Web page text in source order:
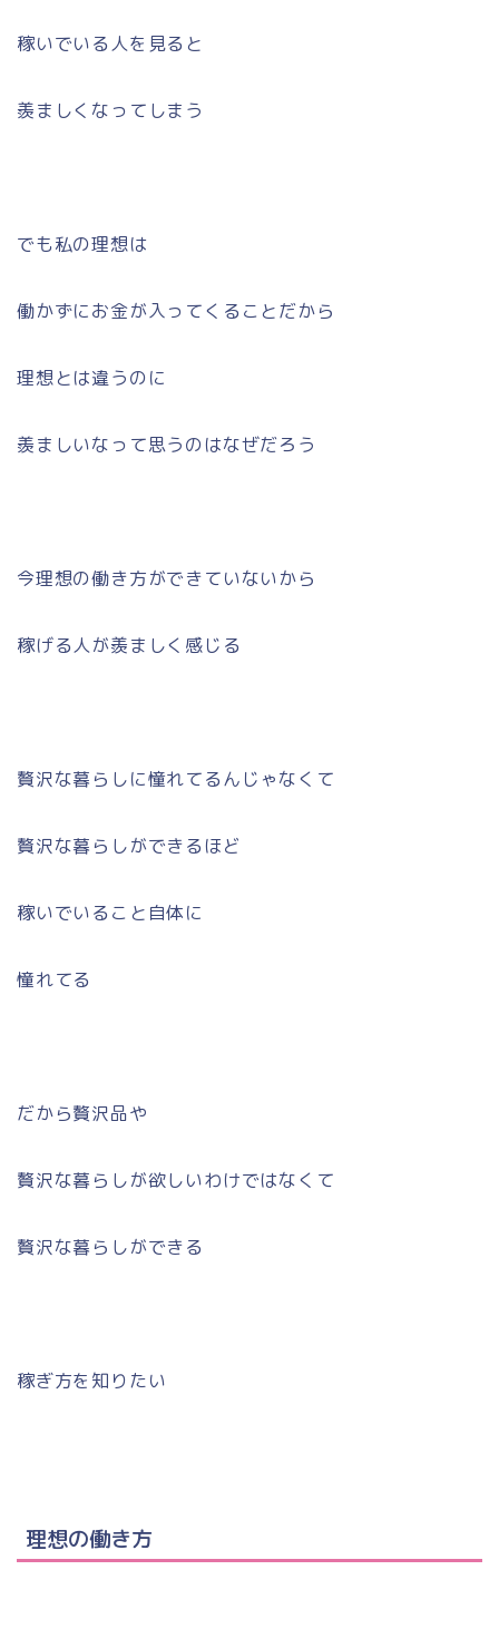
稼いでいる人を見ると
羨ましくなってしまう
でも私の理想は
働かずにお金が入ってくることだから
理想とは違うのに
羨ましいなって思うのはなぜだろう
今理想の働き方ができていないから
稼げる人が羨ましく感じる
贅沢な暮らしに憧れてるんじゃなくて
贅沢な暮らしができるほど
稼いでいること自体に
憧れてる
だから贅沢品や
贅沢な暮らしが欲しいわけではなくて
贅沢な暮らしができる
稼ぎ方を知りたい
理想の働き方